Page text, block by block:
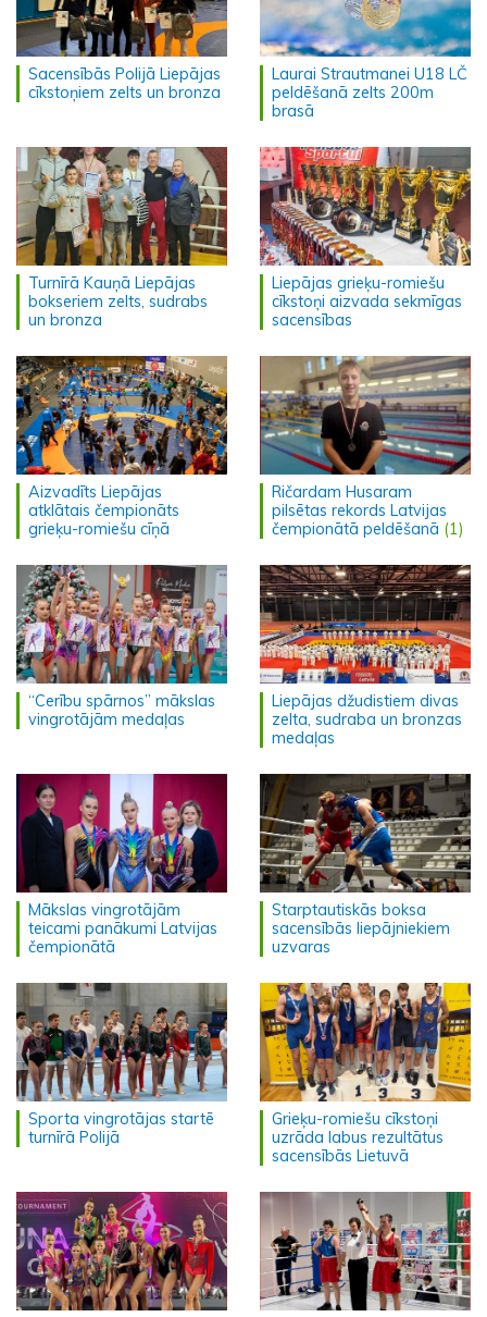
Sacensībās Polijā Liepājas
cīkstoņiem zelts un bronza
Laurai Strautmanei U18 LČ
peldēšanā zelts 200m
brasā
Turnīrā Kauņā Liepājas
bokseriem zelts, sudrabs
un bronza
Liepājas grieķu-romiešu
cīkstoņi aizvada sekmīgas
sacensības
Aizvadīts Liepājas
atklātais čempionāts
grieķu-romiešu cīņā
Ričardam Husaram
pilsētas rekords Latvijas
čempionātā peldēšanā (1)
“Cerību spārnos” mākslas
vingrotājām medaļas
Liepājas džudistiem divas
zelta, sudraba un bronzas
medaļas
Mākslas vingrotājām
teicami panākumi Latvijas
čempionātā
Starptautiskās boksa
sacensībās liepājniekiem
uzvaras
Sporta vingrotājas startē
turnīrā Polijā
Grieķu-romiešu cīkstoņi
uzrāda labus rezultātus
sacensībās Lietuvā